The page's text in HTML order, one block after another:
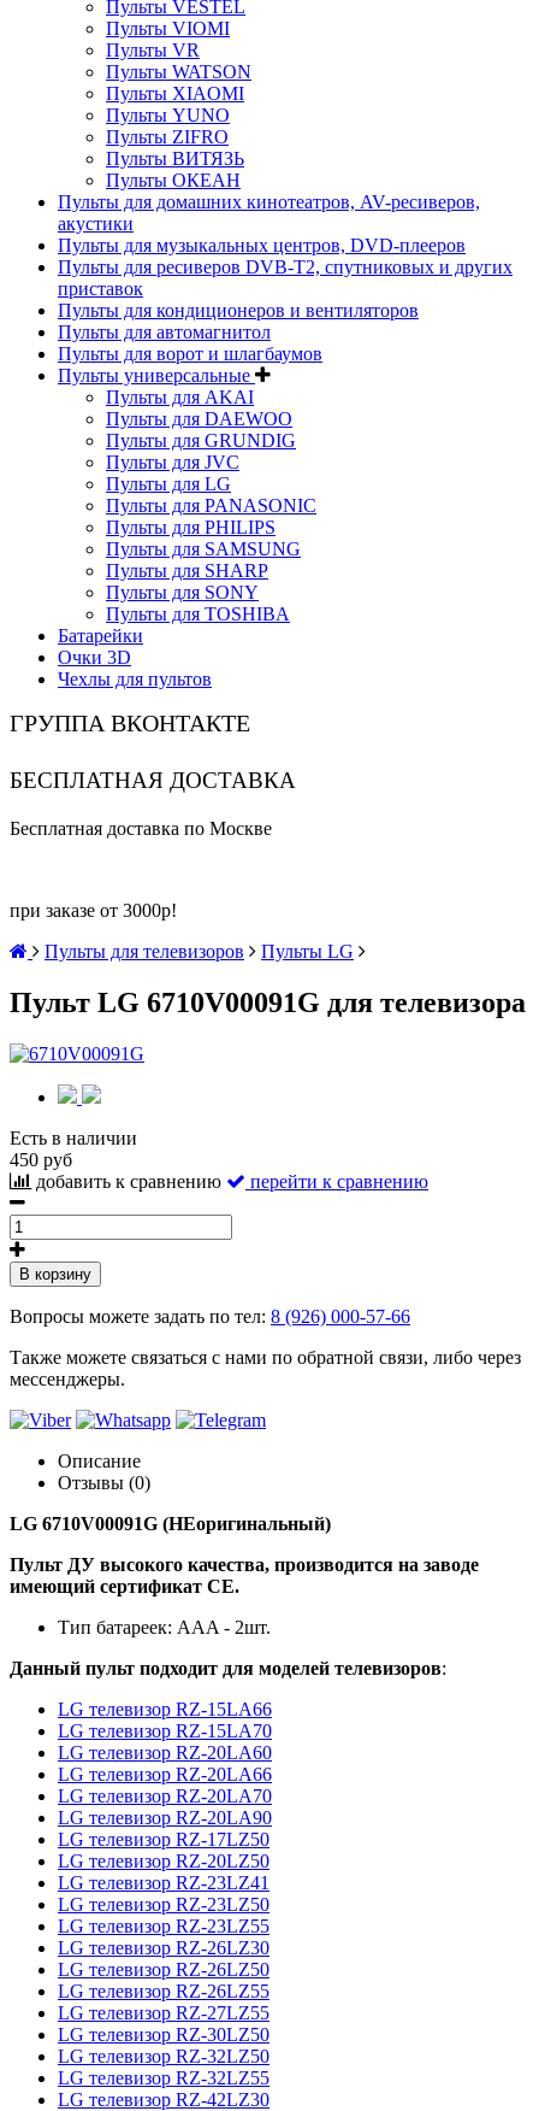
Пульты VESTEL
Пульты VIOMI
Пульты VR
Пульты WATSON
Пульты XIAOMI
Пульты YUNO
Пульты ZIFRO
Пульты ВИТЯЗЬ
Пульты ОКЕАН
Пульты для домашних кинотеатров, AV-ресиверов,
акустики
Пульты для музыкальных центров, DVD-плееров
Пульты для ресиверов DVB-T2, спутниковых и других
приставок
Пульты для кондиционеров и вентиляторов
Пульты для автомагнитол
Пульты для ворот и шлагбаумов
Пульты универсальные
Пульты для AKAI
Пульты для DAEWOO
Пульты для GRUNDIG
Пульты для JVC
Пульты для LG
Пульты для PANASONIC
Пульты для PHILIPS
Пульты для SAMSUNG
Пульты для SHARP
Пульты для SONY
Пульты для TOSHIBA
Батарейки
Очки 3D
Чехлы для пультов
ГРУППА ВКОНТАКТЕ
БЕСПЛАТНАЯ ДОСТАВКА
Бесплатная доставка по Москве
при заказе от 3000р!
Пульты для телевизоров
Пульты LG
Пульт LG 6710V00091G для телевизора
Есть в наличии
450 руб
добавить к сравнению
перейти к сравнению
В корзину
Вопросы можете задать по тел: 8 (926) 000-57-66
Также можете связаться с нами по обратной связи, либо через
мессенджеры.
Описание
Отзывы (0)
LG 6710V00091G (НЕоригинальный)
Пульт ДУ высокого качества, производится на заводе
имеющий сертификат CE.
Тип батареек: AAA - 2шт.
Данный пульт подходит для моделей телевизоров:
LG телевизор RZ-15LA66
LG телевизор RZ-15LA70
LG телевизор RZ-20LA60
LG телевизор RZ-20LA66
LG телевизор RZ-20LA70
LG телевизор RZ-20LA90
LG телевизор RZ-17LZ50
LG телевизор RZ-20LZ50
LG телевизор RZ-23LZ41
LG телевизор RZ-23LZ50
LG телевизор RZ-23LZ55
LG телевизор RZ-26LZ30
LG телевизор RZ-26LZ50
LG телевизор RZ-26LZ55
LG телевизор RZ-27LZ55
LG телевизор RZ-30LZ50
LG телевизор RZ-32LZ50
LG телевизор RZ-32LZ55
LG телевизор RZ-42LZ30